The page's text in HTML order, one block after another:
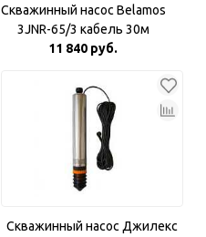
Скважинный насос Belamos
3JNR-65/3 кабель 30м
11 840 руб.
Скважинный насос Джилекс